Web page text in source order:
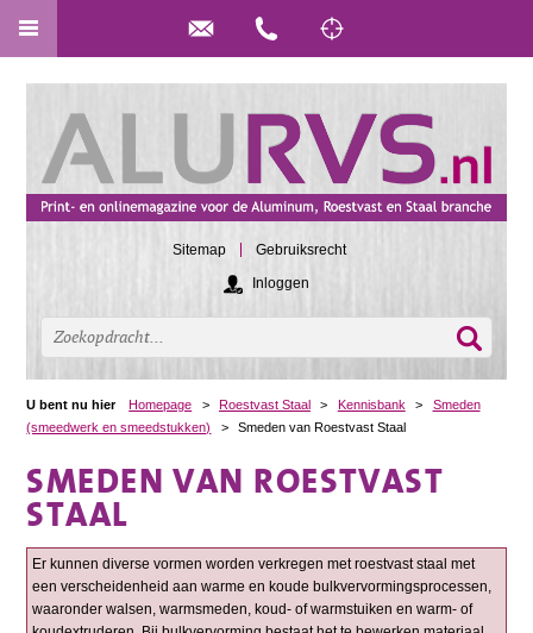
Sitemap
Gebruiksrecht
Inloggen
U bent nu hier Homepage > Roestvast Staal > Kennisbank >
Smeden
(smeedwerk en smeedstukken)
> Smeden van Roestvast Staal
SMEDEN VAN ROESTVAST
STAAL
Er kunnen diverse vormen worden verkregen met roestvast staal met
een verscheidenheid aan warme en koude bulkvervormingsprocessen,
waaronder walsen, warmsmeden, koud- of warmstuiken en warm- of